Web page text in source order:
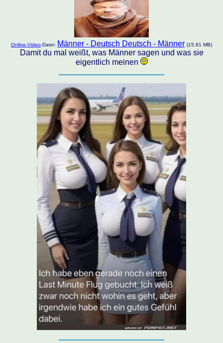
Online-Video-Datei: Männer - Deutsch Deutsch - Männer (15.91 MB)
Damit du mal weißt, was Männer sagen und was sie
eigentlich meinen